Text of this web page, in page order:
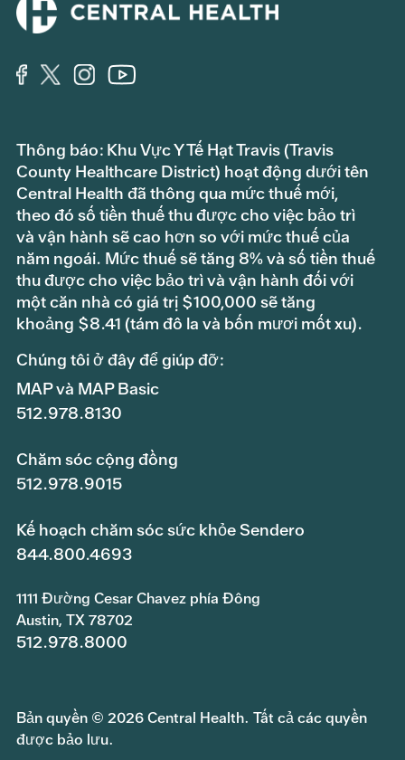
Thông báo: Khu Vực Y Tế Hạt Travis (Travis
County Healthcare District) hoạt động dưới tên
Central Health đã thông qua mức thuế mới,
theo đó số tiền thuế thu được cho việc bảo trì
và vận hành sẽ cao hơn so với mức thuế của
năm ngoái. Mức thuế sẽ tăng 8% và số tiền thuế
thu được cho việc bảo trì và vận hành đối với
một căn nhà có giá trị $100,000 sẽ tăng
khoảng $8.41 (tám đô la và bốn mươi mốt xu).
Chúng tôi ở đây để giúp đỡ:
MAP và MAP Basic
512.978.8130
Chăm sóc cộng đồng
512.978.9015
Kế hoạch chăm sóc sức khỏe Sendero
844.800.4693
1111 Đường Cesar Chavez phía Đông
Austin, TX 78702
512.978.8000
Bản quyền © 2026 Central Health. Tất cả các quyền
được bảo lưu.